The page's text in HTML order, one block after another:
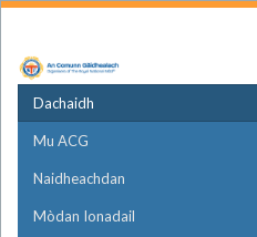
Dachaidh
Mu ACG
Naidheachdan
Mòdan Ionadail